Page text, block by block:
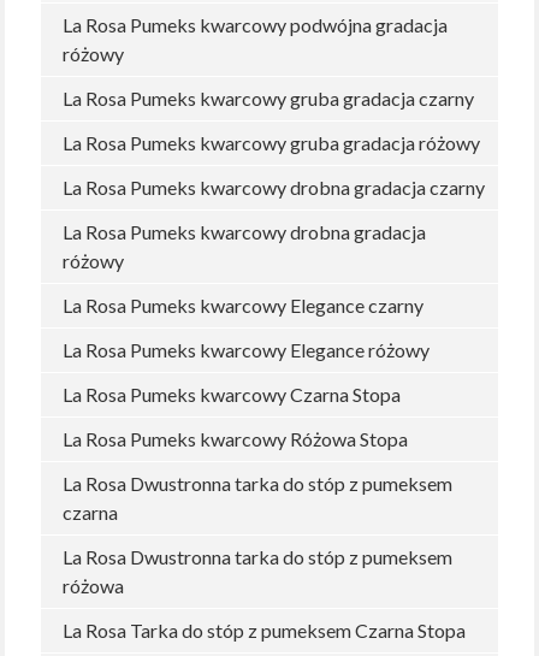
La Rosa Pumeks kwarcowy podwójna gradacja
różowy
La Rosa Pumeks kwarcowy gruba gradacja czarny
La Rosa Pumeks kwarcowy gruba gradacja różowy
La Rosa Pumeks kwarcowy drobna gradacja czarny
La Rosa Pumeks kwarcowy drobna gradacja
różowy
La Rosa Pumeks kwarcowy Elegance czarny
La Rosa Pumeks kwarcowy Elegance różowy
La Rosa Pumeks kwarcowy Czarna Stopa
La Rosa Pumeks kwarcowy Różowa Stopa
La Rosa Dwustronna tarka do stóp z pumeksem
czarna
La Rosa Dwustronna tarka do stóp z pumeksem
różowa
La Rosa Tarka do stóp z pumeksem Czarna Stopa